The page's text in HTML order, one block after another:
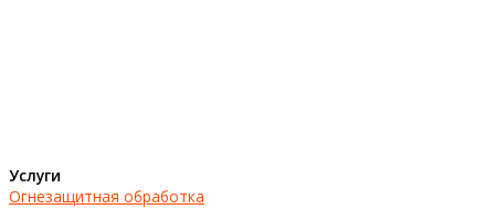
Услуги
Огнезащитная обработка